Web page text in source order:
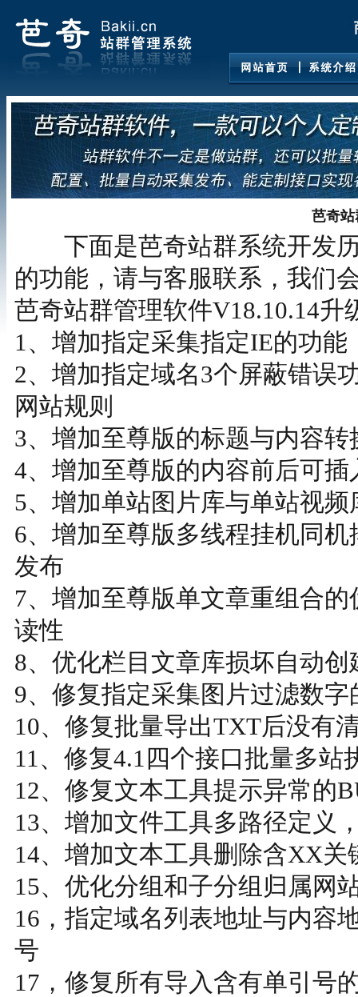
芭奇
下面是芭奇站群系统开发历
的功能，请与客服联系，我们
芭奇站群管理软件V18.10.14升
1、增加指定采集指定IE的功能
2、增加指定域名3个屏蔽错误
网站规则
3、增加至尊版的标题与内容转
4、增加至尊版的内容前后可
5、增加单站图片库与单站视频
6、增加至尊版多线程挂机同
发布
7、增加至尊版单文章重组合
读性
8、优化栏目文章库损坏自动创
9、修复指定采集图片过滤数字
10、修复批量导出TXT后没有
11、修复4.1四个接口批量多站
12、修复文本工具提示异常的
13、增加文件工具多路径定义
14、增加文本工具删除含XX关
15、优化分组和子分组归属网
16，指定域名列表地址与内容
号
17，修复所有导入含有单引号